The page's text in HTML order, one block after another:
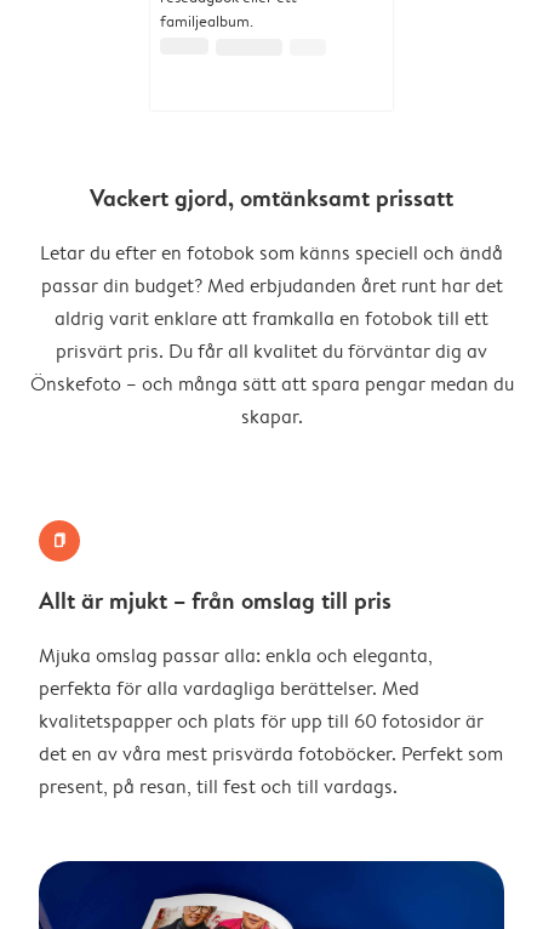
familjealbum.
Vackert gjord, omtänksamt prissatt
Letar du efter en fotobok som känns speciell och ändå
passar din budget? Med erbjudanden året runt har det
aldrig varit enklare att framkalla en fotobok till ett
prisvärt pris. Du får all kvalitet du förväntar dig av
Önskefoto – och många sätt att spara pengar medan du
skapar.
book
Allt är mjukt – från omslag till pris
Mjuka omslag passar alla: enkla och eleganta,
perfekta för alla vardagliga berättelser. Med
kvalitetspapper och plats för upp till 60 fotosidor är
det en av våra mest prisvärda fotoböcker. Perfekt som
present, på resan, till fest och till vardags.